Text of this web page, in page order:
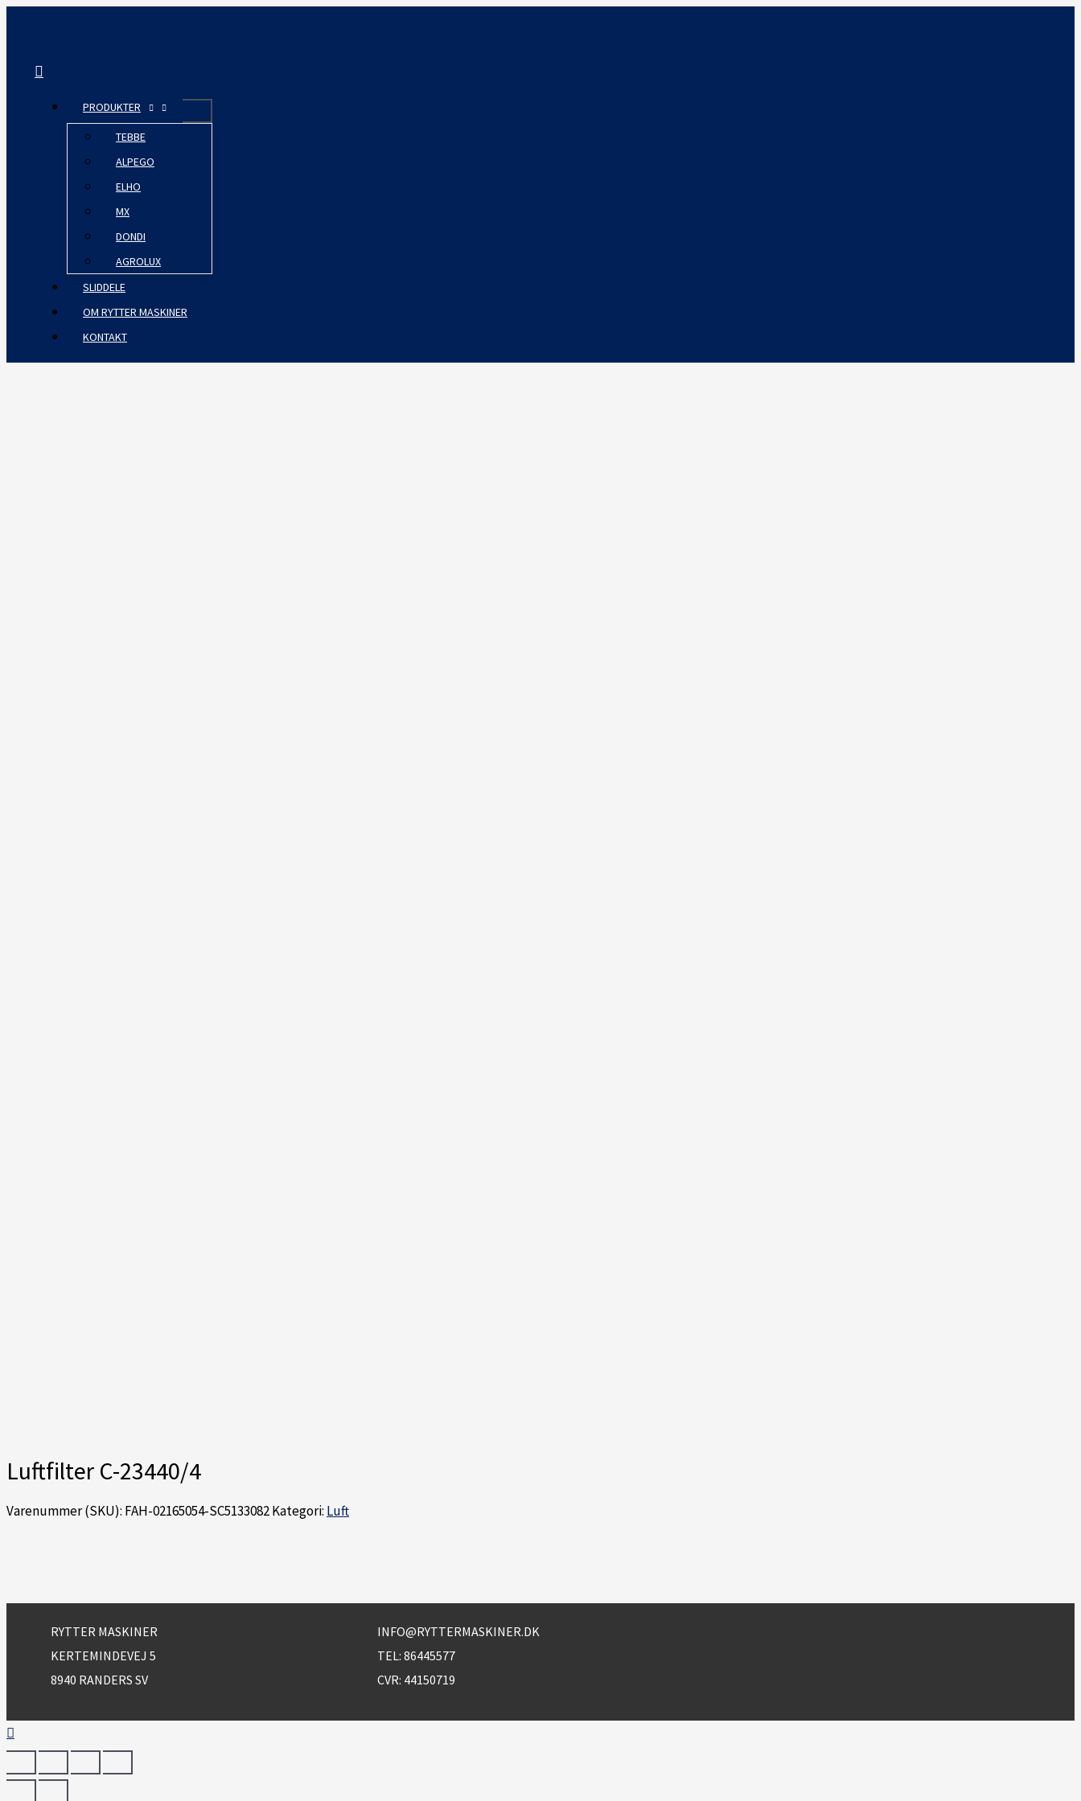
indholdet
Søg
PRODUKTER
TEBBE
ALPEGO
ELHO
MX
DONDI
AGROLUX
SLIDDELE
OM RYTTER MASKINER
KONTAKT
Luftfilter C-23440/4
Varenummer (SKU): FAH-02165054-SC5133082Kategori: Luft
RYTTER MASKINER
KERTEMINDEVEJ 5
8940 RANDERS SV
INFO@RYTTERMASKINER.DK
TEL: 86445577
CVR: 44150719